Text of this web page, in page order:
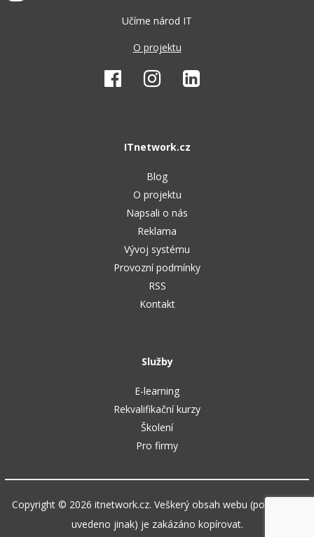
Učíme národ IT
O projektu
ITnetwork.cz
Blog
O projektu
Napsali o nás
Reklama
Vývoj systému
Provozní podmínky
RSS
Kontakt
Služby
E-learning
Rekvalifikační kurzy
Školení
Pro firmy
Copyright © 2026 itnetwork.cz. Veškerý obsah webu (pokud není
uvedeno jinak) je zakázáno kopírovat.